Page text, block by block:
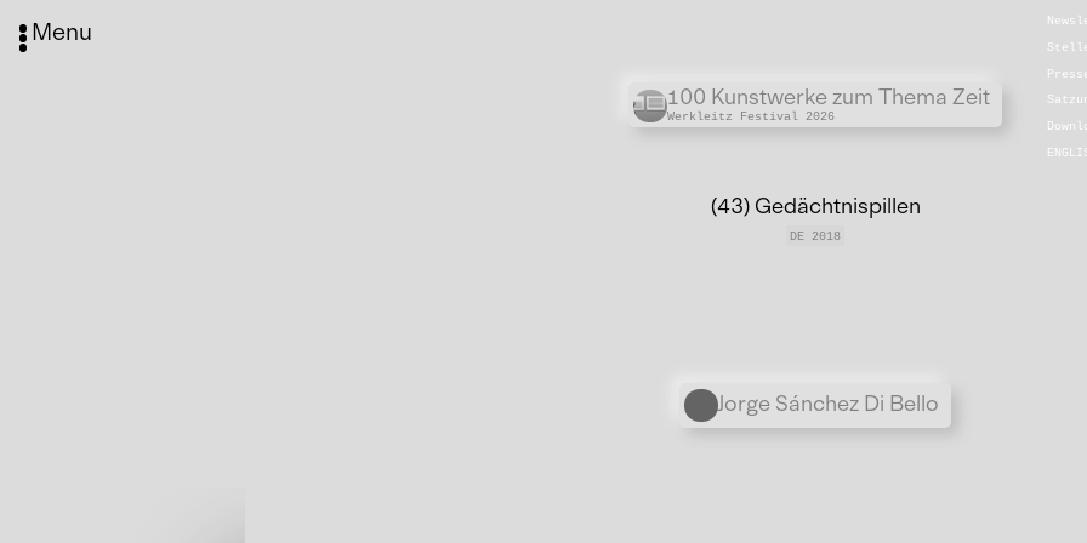
Menu
Übergordnete Werke und
100 Kunstwerke zum Thema Zeit
Werkleitz Festival 2026
(43) Gedächtnispillen
DE 2018
Personen
Jorge Sánchez Di Bello